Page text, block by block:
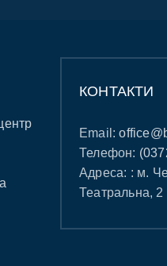
КОНТАКТИ
Email:
Телефон:
Адреса: : м.
Театральна, 2